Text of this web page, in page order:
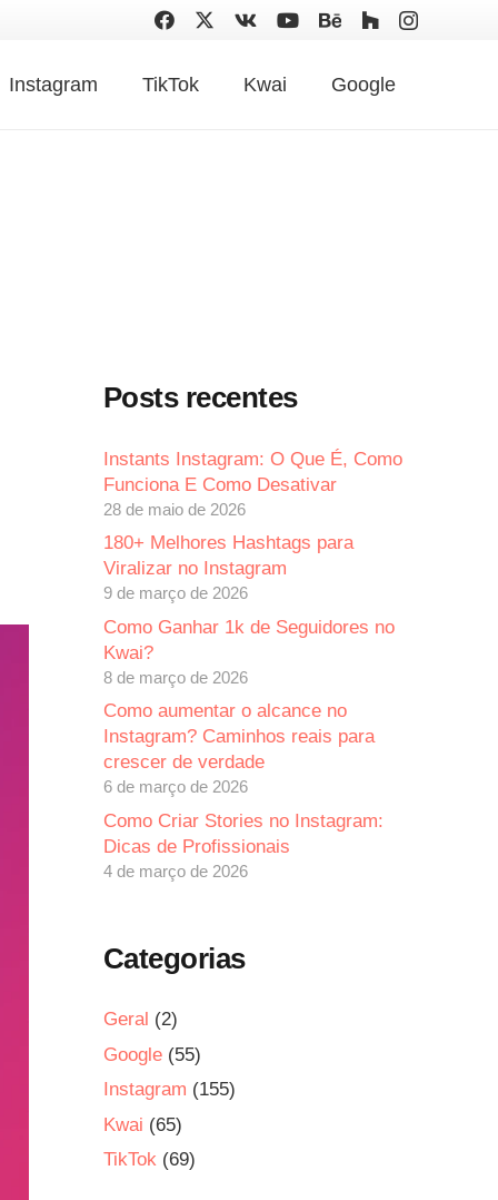
Instagram TikTok Kwai Google
Posts recentes
Instants Instagram: O Que É, Como
Funciona E Como Desativar
28 de maio de 2026
180+ Melhores Hashtags para
Viralizar no Instagram
9 de março de 2026
Como Ganhar 1k de Seguidores no
Kwai?
8 de março de 2026
Como aumentar o alcance no
Instagram? Caminhos reais para
crescer de verdade
6 de março de 2026
Como Criar Stories no Instagram:
Dicas de Profissionais
4 de março de 2026
Categorias
Geral (2)
Google(55)
Instagram (155)
Kwai (65)
TikTok(69)